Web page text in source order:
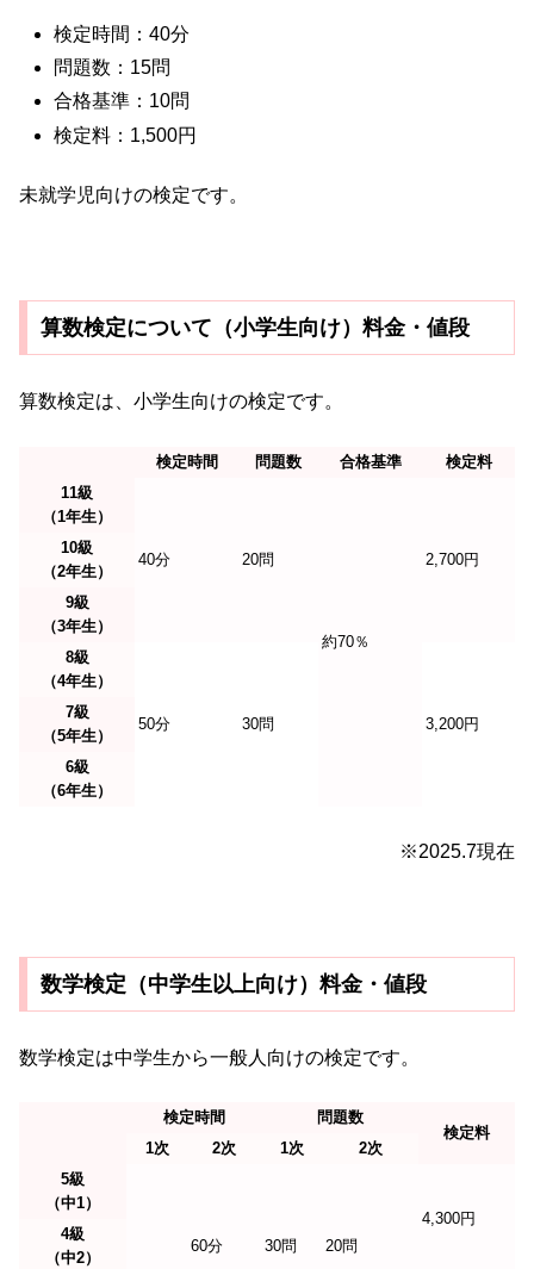
検定時間：40分
問題数：15問
合格基準：10問
検定料：1,500円
未就学児向けの検定です。
算数検定について（小学生向け）料金・値段
算数検定は、小学生向けの検定です。
検定時間 問題数 合格基準
検定料
11級
（1年生）
40分 20問
約70％
2,700円
10級
（2年生）
9級
（3年生）
8級
（4年生）
50分 30問 3,200円
7級
（5年生）
6級
（6年生）
※2025.7現在
数学検定（中学生以上向け）料金・値段
数学検定は中学生から一般人向けの検定です。
検定時間
問題数
検定料
1次
2次 1次
2次
5級
（中1）
60分 30問 20問
4,300円
4級
（中2）